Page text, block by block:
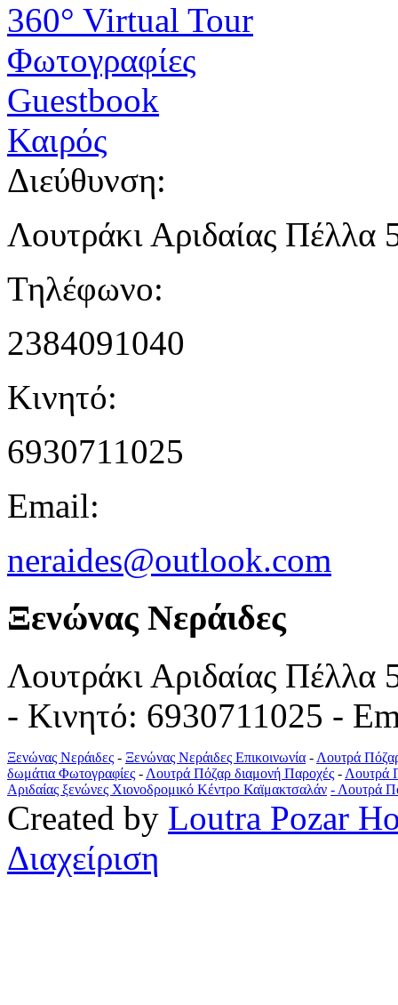
360° Virtual Tour
Φωτογραφίες
Guestbook
Καιρός
Διεύθυνση:
Λουτράκι Αριδαίας Πέλλα
Τηλέφωνο:
2384091040
Κινητό:
6930711025
Email:
neraides@outlook.com
Ξενώνας Νεράιδες
Λουτράκι Αριδαίας
- Κινητό: 6930711025 -
Ξενώνας Νεράιδες - Ξενώνας Νεράιδες Επικοινωνία - Λουτρά
δωμάτια Φωτογραφίες - Λουτρά Πόζαρ διαμονή Παροχές - Λουτρά
Αριδαίας ξενώνες Χιονοδρομικό Κέντρο Καϊμακτσαλάν - Λουτρά
Created by Loutra Pozar
Διαχείριση